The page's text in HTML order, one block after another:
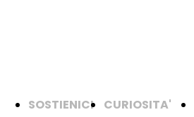
SOSTIENICI CURIOSITA'